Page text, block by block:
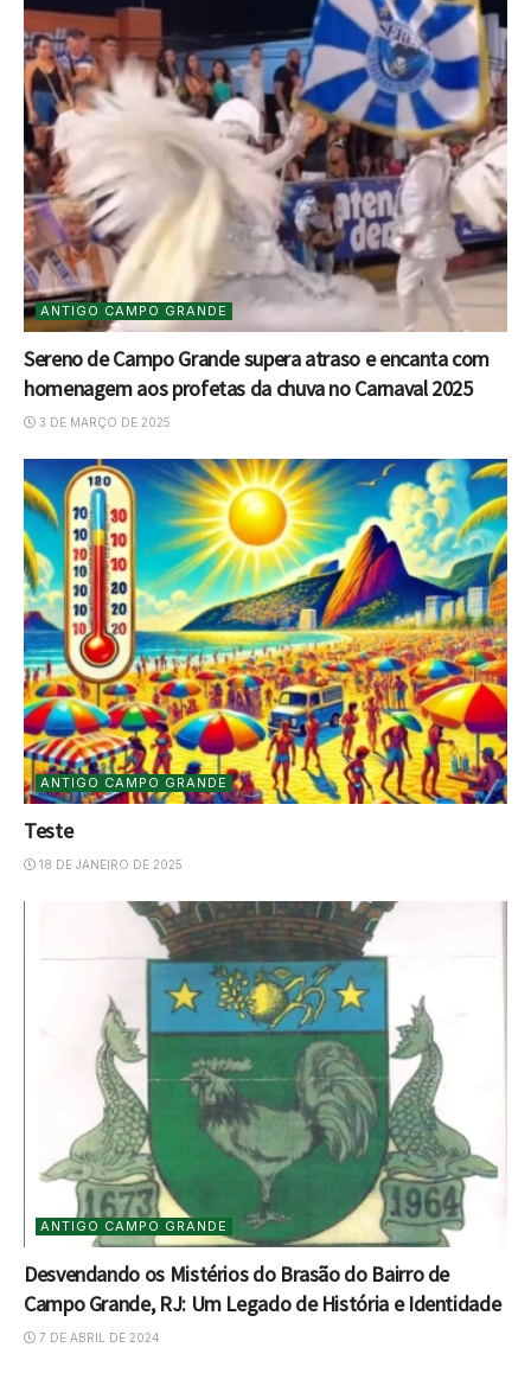
ANTIGO CAMPO GRANDE
Sereno de Campo Grande supera atraso e encanta com
homenagem aos profetas da chuva no Carnaval 2025
3 DE MARÇO DE 2025
ANTIGO CAMPO GRANDE
Teste
18 DE JANEIRO DE 2025
ANTIGO CAMPO GRANDE
Desvendando os Mistérios do Brasão do Bairro de
Campo Grande, RJ: Um Legado de História e Identidade
7 DE ABRIL DE 2024